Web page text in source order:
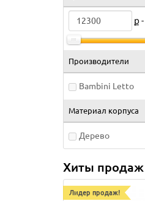
ք -
Производители
Bambini Letto
Материал корпуса
Дерево
Хиты продаж
Лидер продаж!